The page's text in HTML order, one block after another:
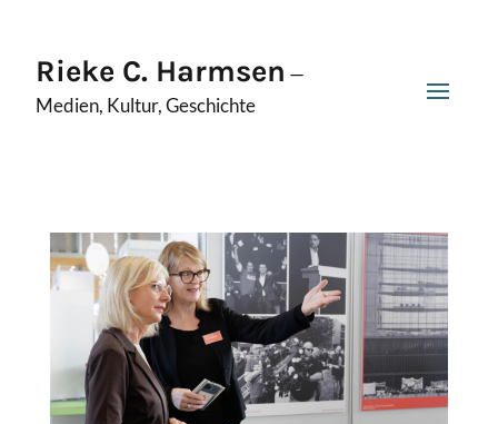
Rieke C. Harmsen —
Medien, Kultur, Geschichte